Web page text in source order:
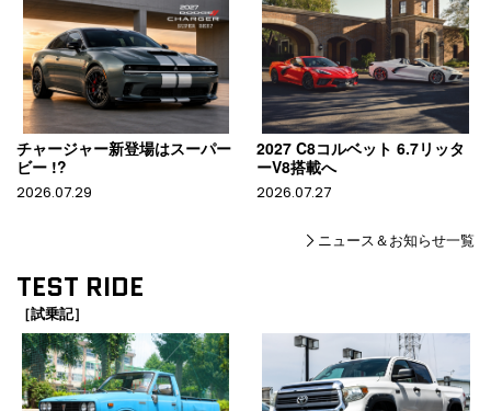
チャージャー新登場はスーパー
ビー !?
2026.07.29
2027 C8コルベット 6.7リッタ
ーV8搭載へ
2026.07.27
ニュース＆お知らせ一覧
TEST RIDE
［試乗記］